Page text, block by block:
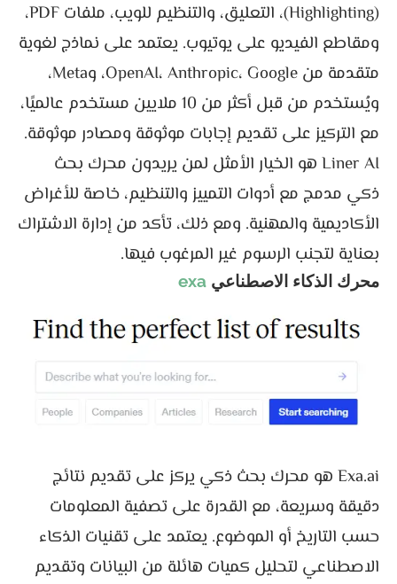
(Highlighting)، التعليق، والتنظيم للويب، ملفات PDF،
ومقاطع الفيديو على يوتيوب. يعتمد على نماذج لغوية
متقدمة من OpenAI، Anthropic، Google، وMeta،
ويُستخدم من قبل أكثر من 10 ملايين مستخدم عالميًا،
مع التركيز على تقديم إجابات موثوقة ومصادر موثوقة.
Liner AI هو الخيار الأمثل لمن يريدون محرك بحث
ذكي مدمج مع أدوات التمييز والتنظيم، خاصة للأغراض
الأكاديمية والمهنية. ومع ذلك، تأكد من إدارة الاشتراك
بعناية لتجنب الرسوم غير المرغوب فيها.
محرك الذكاء الاصطناعي exa
Exa.ai هو محرك بحث ذكي يركز على تقديم نتائج
دقيقة وسريعة، مع القدرة على تصفية المعلومات
حسب التاريخ أو الموضوع. يعتمد على تقنيات الذكاء
الاصطناعي لتحليل كميات هائلة من البيانات وتقديم